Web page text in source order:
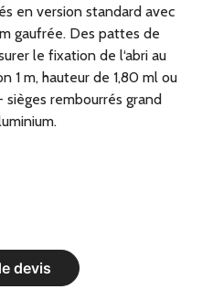
en version standard avec
gaufrée. Des pattes de
le fixation de l‘abri au
1 m, hauteur de 1,80 ml ou
rembourrés grand
devis